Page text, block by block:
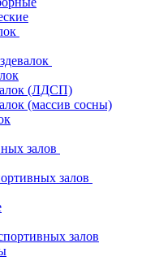
(ЛДСП)
(массив сосны)
залов
залов
залов